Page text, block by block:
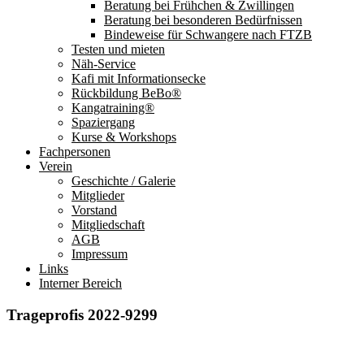
Beratung bei Frühchen & Zwillingen
Beratung bei besonderen Bedürfnissen
Bindeweise für Schwangere nach FTZB
Testen und mieten
Näh-Service
Kafi mit Informationsecke
Rückbildung BeBo®
Kangatraining®
Spaziergang
Kurse & Workshops
Fachpersonen
Verein
Geschichte / Galerie
Mitglieder
Vorstand
Mitgliedschaft
AGB
Impressum
Links
Interner Bereich
Trageprofis 2022-9299